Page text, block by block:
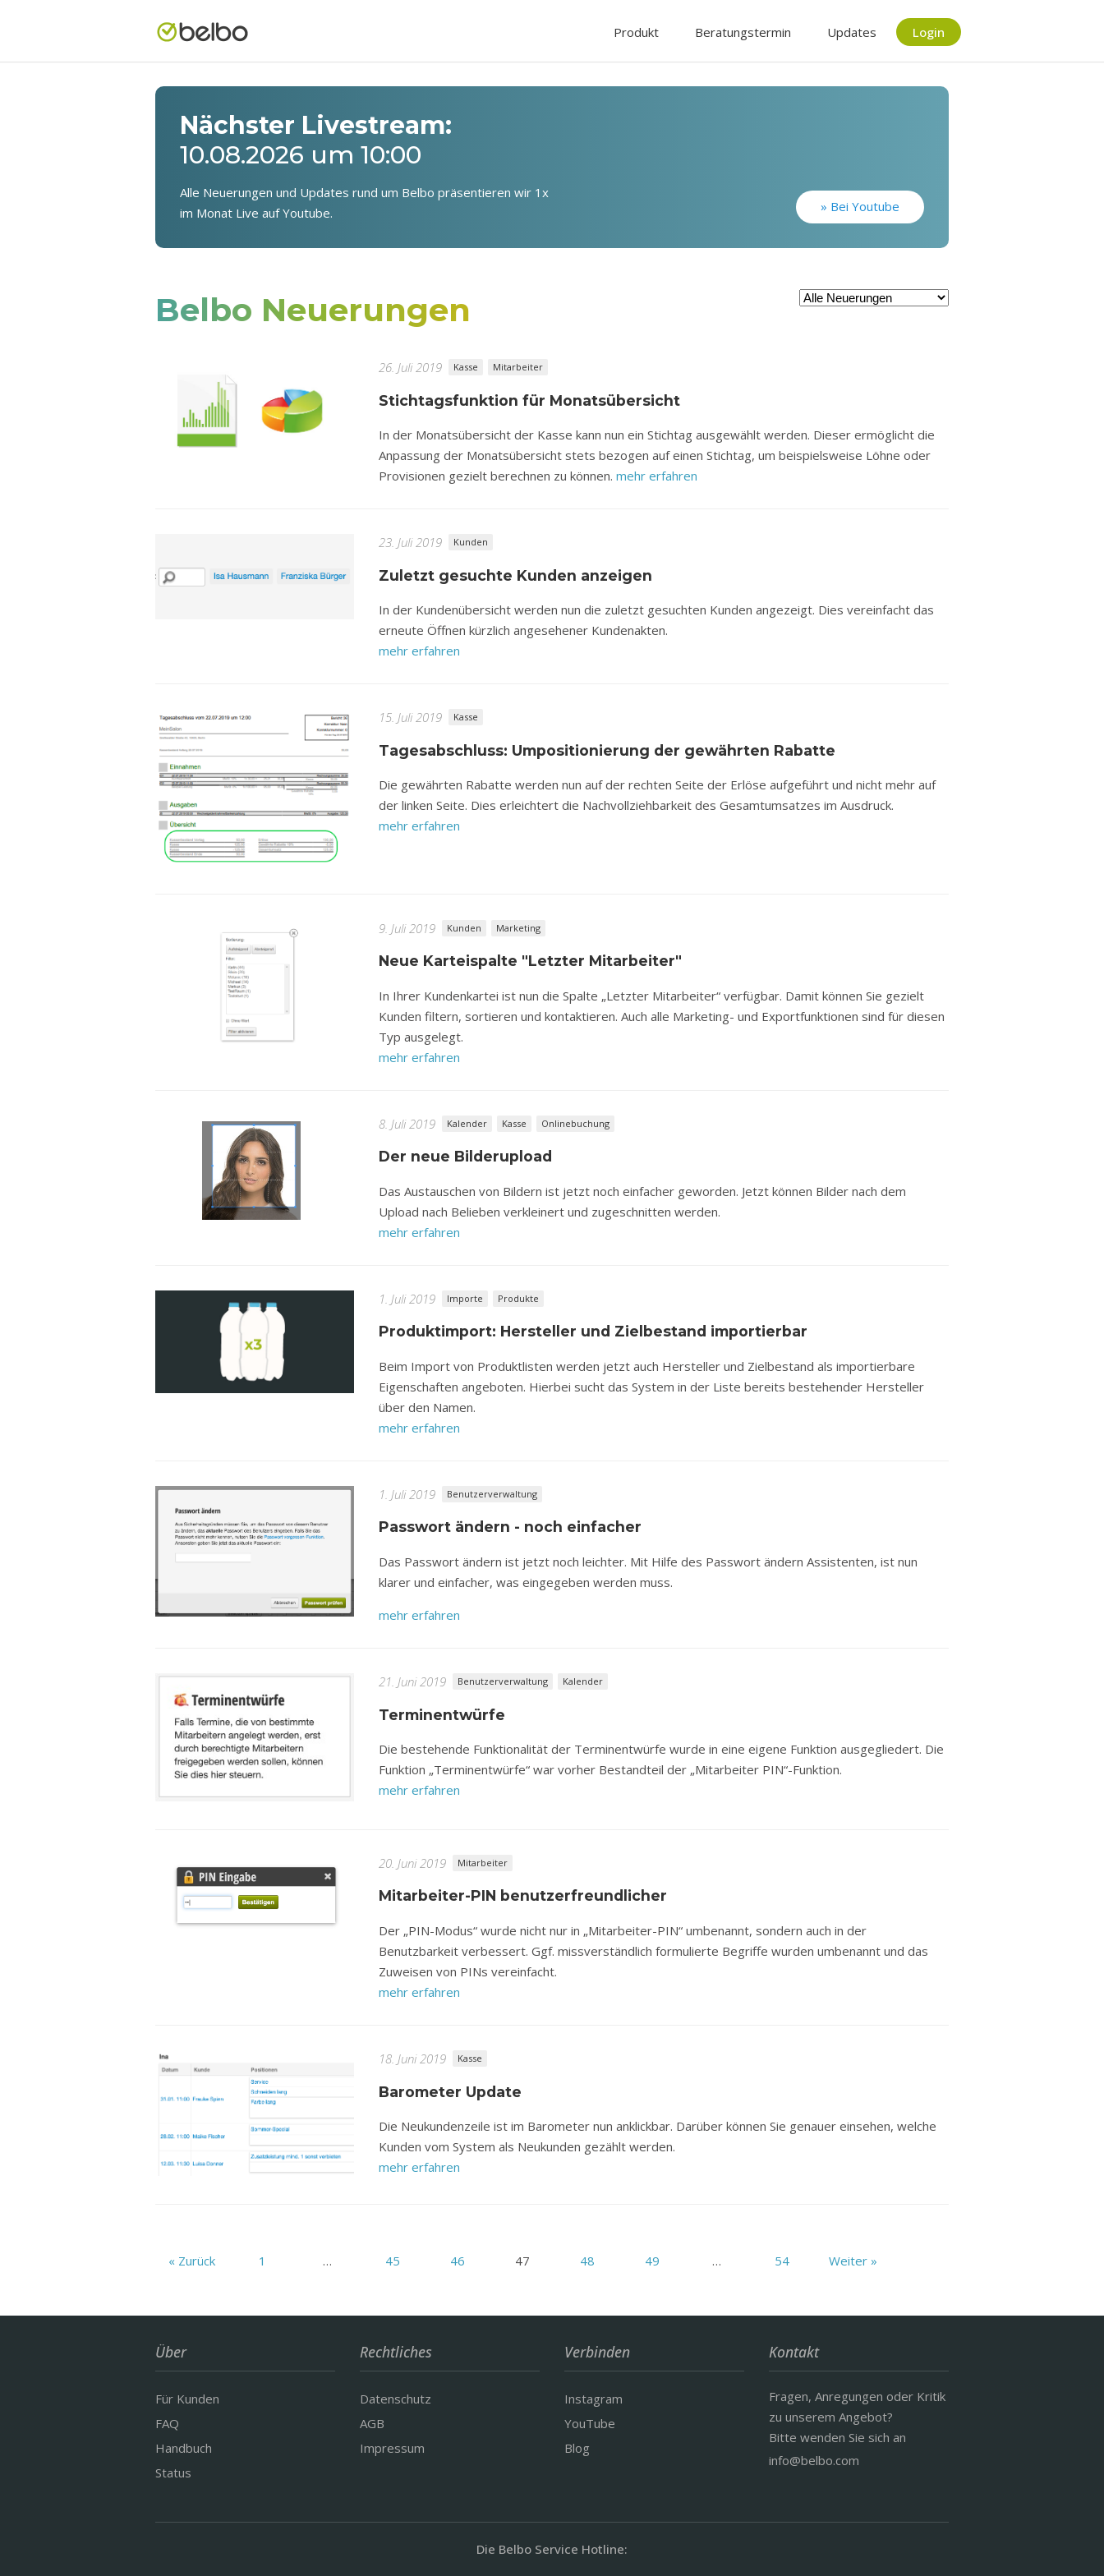
Produkt Beratungstermin Updates Login
Nächster Livestream:
10.08.2026 um 10:00
Alle Neuerungen und Updates rund um Belbo präsentieren wir 1x
im Monat Live auf Youtube.
» Bei Youtube
Belbo Neuerungen
26. Juli 2019 Kasse Mitarbeiter
Stichtagsfunktion für Monatsübersicht
In der Monatsübersicht der Kasse kann nun ein Stichtag ausgewählt werden. Dieser ermöglicht die
Anpassung der Monatsübersicht stets bezogen auf einen Stichtag, um beispielsweise Löhne oder
Provisionen gezielt berechnen zu können. mehr erfahren
23. Juli 2019 Kunden
Zuletzt gesuchte Kunden anzeigen
In der Kundenübersicht werden nun die zuletzt gesuchten Kunden angezeigt. Dies vereinfacht das
erneute Öffnen kürzlich angesehener Kundenakten.
mehr erfahren
15. Juli 2019 Kasse
Tagesabschluss: Umpositionierung der gewährten Rabatte
Die gewährten Rabatte werden nun auf der rechten Seite der Erlöse aufgeführt und nicht mehr auf
der linken Seite. Dies erleichtert die Nachvollziehbarkeit des Gesamtumsatzes im Ausdruck.
mehr erfahren
9. Juli 2019 Kunden Marketing
Neue Karteispalte "Letzter Mitarbeiter"
In Ihrer Kundenkartei ist nun die Spalte „Letzter Mitarbeiter“ verfügbar. Damit können Sie gezielt
Kunden filtern, sortieren und kontaktieren. Auch alle Marketing- und Exportfunktionen sind für diesen
Typ ausgelegt.
mehr erfahren
8. Juli 2019 Kalender Kasse Onlinebuchung
Der neue Bilderupload
Das Austauschen von Bildern ist jetzt noch einfacher geworden. Jetzt können Bilder nach dem
Upload nach Belieben verkleinert und zugeschnitten werden.
mehr erfahren
1. Juli 2019 Importe Produkte
Produktimport: Hersteller und Zielbestand importierbar
Beim Import von Produktlisten werden jetzt auch Hersteller und Zielbestand als importierbare
Eigenschaften angeboten. Hierbei sucht das System in der Liste bereits bestehender Hersteller
über den Namen.
mehr erfahren
1. Juli 2019 Benutzerverwaltung
Passwort ändern - noch einfacher
Das Passwort ändern ist jetzt noch leichter. Mit Hilfe des Passwort ändern Assistenten, ist nun
klarer und einfacher, was eingegeben werden muss.
mehr erfahren
21. Juni 2019 Benutzerverwaltung Kalender
Terminentwürfe
Die bestehende Funktionalität der Terminentwürfe wurde in eine eigene Funktion ausgegliedert. Die
Funktion „Terminentwürfe“ war vorher Bestandteil der „Mitarbeiter PIN“-Funktion.
mehr erfahren
20. Juni 2019 Mitarbeiter
Mitarbeiter-PIN benutzerfreundlicher
Der „PIN-Modus“ wurde nicht nur in „Mitarbeiter-PIN“ umbenannt, sondern auch in der
Benutzbarkeit verbessert. Ggf. missverständlich formulierte Begriffe wurden umbenannt und das
Zuweisen von PINs vereinfacht.
mehr erfahren
18. Juni 2019 Kasse
Barometer Update
Die Neukundenzeile ist im Barometer nun anklickbar. Darüber können Sie genauer einsehen, welche
Kunden vom System als Neukunden gezählt werden.
mehr erfahren
« Zurück 1 … 45 46 47 48 49 … 54 Weiter »
Über
Für Kunden
FAQ
Handbuch
Status
Rechtliches
Datenschutz
AGB
Impressum
Verbinden
Instagram
YouTube
Blog
Kontakt
Fragen, Anregungen oder Kritik
zu unserem Angebot?
Bitte wenden Sie sich an
info@belbo.com
Die Belbo Service Hotline: